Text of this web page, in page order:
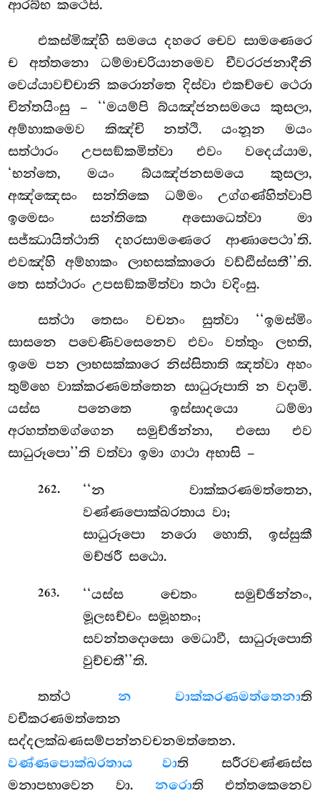
ආරබ්භ කථෙසි.
එකස්මිඤ්හිසමයෙ දහරෙ චෙව සාමණෙරෙ
ච අත්තනො ධම්මාචරියානමෙව චීවරරජනාදීනි
වෙය්යාවච්චානි කරොන්තෙ දිස්වා එකච්චෙ ථෙරා
චින්තයිංසු – ‘‘මයම්පි බ්යඤ්ජනසමයෙ කුසලා,
අම්හාකමෙව කිඤ්චි නත්ථි. යංනූන මයං
සත්ථාරං උපසඞ්කමිත්වා එවං වදෙය්යාම,
‘භන්තෙ, මයං බ්යඤ්ජනසමයෙ කුසලා,
අඤ්ඤෙසං සන්තිකෙ ධම්මං උග්ගණ්හිත්වාපි
ඉමෙසං සන්තිකෙ අසොධෙත්වා මා
සජ්ඣායිත්ථාති දහරසාමණෙරෙ ආණාපෙථා’ති.
එවඤ්හි අම්හාකං ලාභසක්කාරො වඩ්ඪිස්සතී’’ති.
තෙ සත්ථාරං උපසඞ්කමිත්වා තථා වදිංසු.
සත්ථා තෙසං වචනං සුත්වා ‘‘ඉමස්මිං
සාසනෙ පවෙණිවසෙනෙව එවං වත්තුං ලභති,
ඉමෙ පන ලාභසක්කාරෙ නිස්සිතාති ඤත්වා අහං
තුම්හෙ වාක්කරණමත්තෙන සාධුරූපාති න වදාමි.
යස්ස පනෙතෙ ඉස්සාදයො ධම්මා
අරහත්තමග්ගෙන සමුච්ඡින්නා, එසො එව
සාධුරූපො’’ති වත්වා ඉමා ගාථා අභාසි –
262.
‘‘න වාක්කරණමත්තෙන,
වණ්ණපොක්ඛරතාය වා;
සාධුරූපො නරො හොති, ඉස්සුකී
මච්ඡරී සඨො.
263.
‘‘යස්ස චෙතං සමුච්ඡින්නං,
මූලඝච්චං සමූහතං;
සවන්තදොසො මෙධාවී, සාධුරූපොති
වුච්චතී’’ති.
තත්ථ න වාක්කරණමත්තෙනාති
වචීකරණමත්තෙන
සද්දලක්ඛණසම්පන්නවචනමත්තෙන.
වණ්ණපොක්ඛරතාය වාති සරීරවණ්ණස්ස
මනාපභාවෙන වා. නරොති එත්තකෙනෙව